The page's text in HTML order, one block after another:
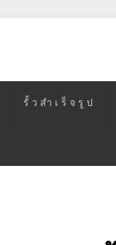
รั้วสำเร็จรูป